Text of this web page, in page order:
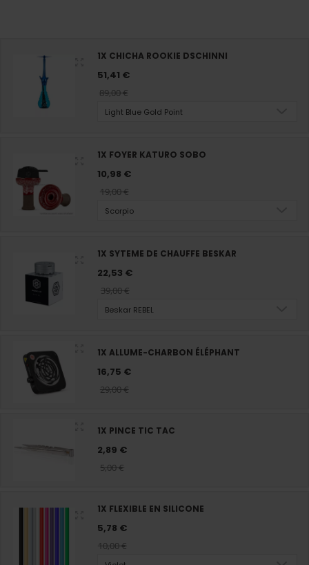
1X CHICHA ROOKIE DSCHINNI
51,41 €
89,00 €
Light Blue Gold Point
1X FOYER KATURO SOBO
10,98 €
19,00 €
Scorpio
1X SYTEME DE CHAUFFE BESKAR
22,53 €
39,00 €
Beskar REBEL
1X ALLUME-CHARBON ÉLÉPHANT
16,75 €
29,00 €
1X PINCE TIC TAC
2,89 €
5,00 €
1X FLEXIBLE EN SILICONE
5,78 €
10,00 €